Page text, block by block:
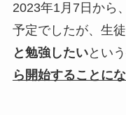
2023年1月7日から
予定でしたが、生
と勉強したいとい
ら開始することに